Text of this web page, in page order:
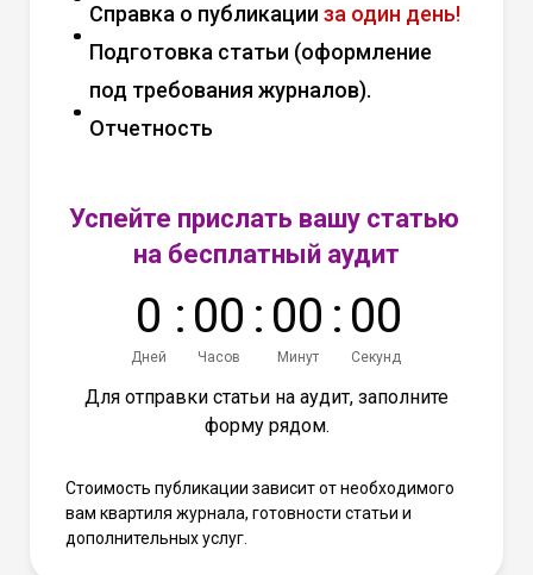
Справка о публикации за один день!
Подготовка статьи (оформление
под требования журналов).
Отчетность
Успейте прислать вашу статью
на бесплатный аудит
0
Дней
: 00
Часов
: 00
Минут
: 00
Секунд
Для отправки статьи на аудит, заполните
форму рядом.
Стоимость публикации зависит от необходимого
вам квартиля журнала, готовности статьи и
дополнительных услуг.